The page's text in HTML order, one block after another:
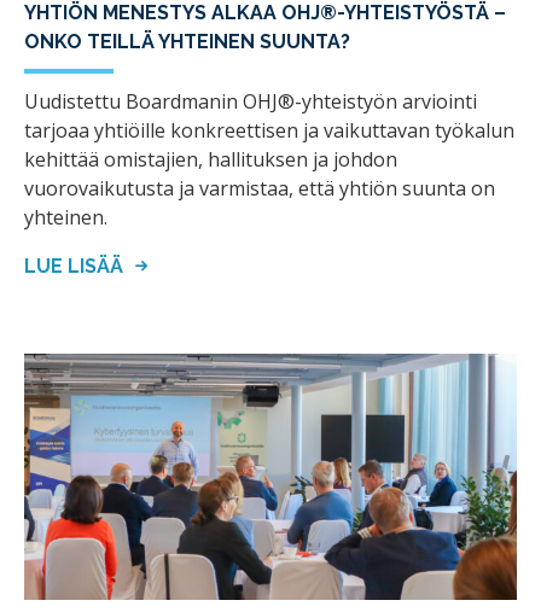
YHTIÖN MENESTYS ALKAA OHJ®-YHTEISTYÖSTÄ –
ONKO TEILLÄ YHTEINEN SUUNTA?
Uudistettu Boardmanin OHJ®-yhteistyön arviointi
tarjoaa yhtiöille konkreettisen ja vaikuttavan työkalun
kehittää omistajien, hallituksen ja johdon
vuorovaikutusta ja varmistaa, että yhtiön suunta on
yhteinen.
LUE LISÄÄ